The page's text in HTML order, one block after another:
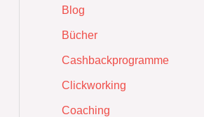
Blog
Bücher
Cashbackprogramme
Clickworking
Coaching